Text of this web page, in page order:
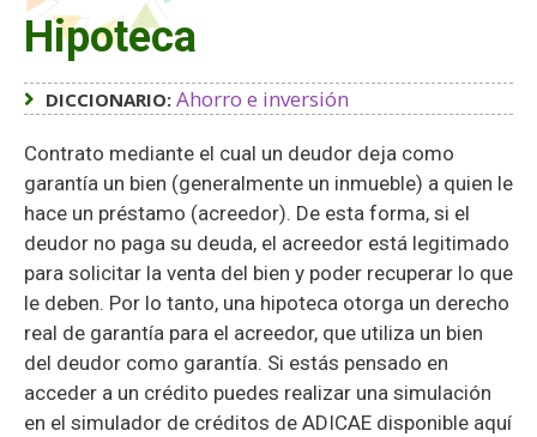
Hipoteca
DICCIONARIO: Ahorro e inversión
Contrato mediante el cual un deudor deja como
garantía un bien (generalmente un inmueble) a quien le
hace un préstamo (acreedor). De esta forma, si el
deudor no paga su deuda, el acreedor está legitimado
para solicitar la venta del bien y poder recuperar lo que
le deben. Por lo tanto, una hipoteca otorga un derecho
real de garantía para el acreedor, que utiliza un bien
del deudor como garantía. Si estás pensado en
acceder a un crédito puedes realizar una simulación
en el simulador de créditos de ADICAE disponible aquí